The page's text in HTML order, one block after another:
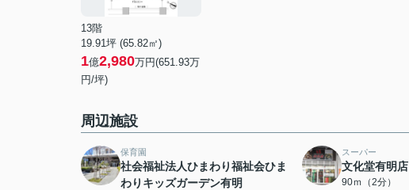
13階
19.91坪 (65.82㎡)
1億2,980万円(651.93万
円/坪)
周辺施設
保育園
社会福祉法人ひまわり福祉会ひま
わりキッズガーデン有明
スーパー
文化堂有明店
90ｍ（2分）